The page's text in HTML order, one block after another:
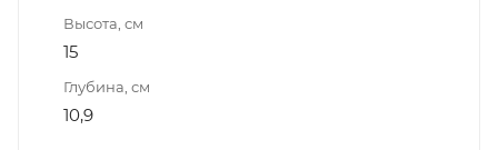
Высота, см
15
Глубина, см
10,9